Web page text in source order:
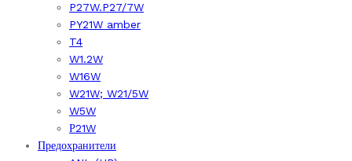
P27W.P27/7W
PY21W amber
T4
W1.2W
W16W
W21W; W21/5W
W5W
Р21W
Предохранители